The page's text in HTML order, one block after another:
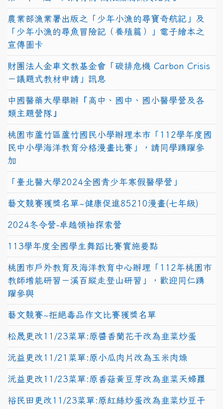
農業部漁業署出版之「少年小漁的尋寶奇航記」及
「少年小漁的尋魚冒險記（養殖篇）」電子繪本之
宣傳圖卡
財團法人金車文教基金會「碳排危機 Carbon Crisis
－議題式教材申請」訊息
中國醫藥大學舉辦『高中、國中、國小醫學營及各
類主題營隊』
桃園市蘆竹區蘆竹國民小學辦理本市「112學年度國
民中小學海洋教育分格漫畫比賽」，請同學踴躍參
加
「臺北醫大學2024全國青少年寒假醫學營」
藝文競賽獲獎名單~健康促進85210漫畫(七年級)
2024冬令營-卓越領袖探索營
113學年度全國學生舞蹈比賽實施要點
桃園市戶外教育及海洋教育中心辦理「112年桃園市
教師增能研習－溪百縱走登山研習」，歡迎同仁踴
躍參與
藝文競賽~拒絕毒品作文比賽獲獎名單
松晟更改11/23菜單:原醬香蘭花干改為韭菜炒蛋
沅益更改11/21菜單:原小瓜肉片改為玉米肉燥
沅益更改11/23菜單:原香菇黃豆芽改為韭菜天婦羅
裕民田更改11/23菜單:原紅絲炒蛋改為韭菜炒豆干